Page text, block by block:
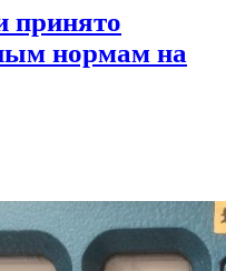
принято
нормам на